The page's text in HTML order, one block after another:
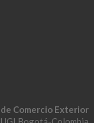
Comercio Exterior